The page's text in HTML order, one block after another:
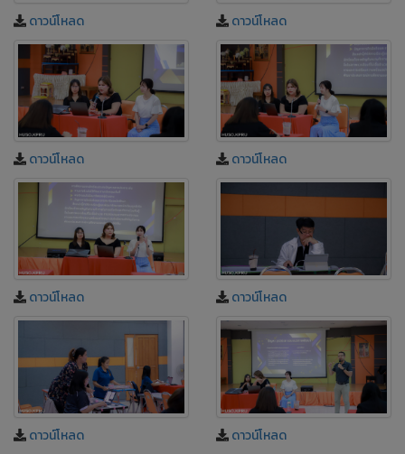
ดาวน์โหลด ดาวน์โหลด
ดาวน์โหลด ดาวน์โหลด
ดาวน์โหลด ดาวน์โหลด
ดาวน์โหลด ดาวน์โหลด